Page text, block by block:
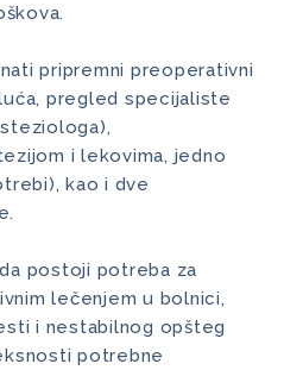
pripremni preoperativni
pregled specijaliste
i lekovima, jedno
kao i dve
postoji potreba za
lečenjem u bolnici,
i nestabilnog opšteg
potrebne